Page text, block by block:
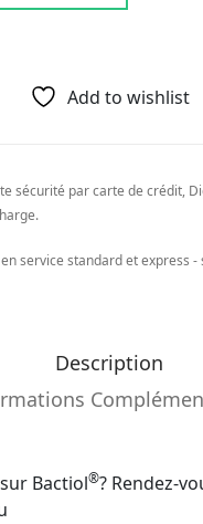
Add to wishlist
sécurité par carte de crédit,
service standard et express -
Description
Bactiol®? Rendez-